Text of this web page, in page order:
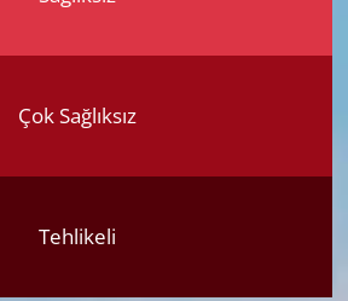
Çok Sağlıksız
Tehlikeli